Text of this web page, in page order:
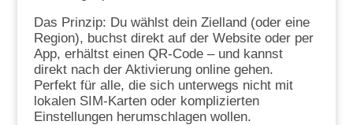
Das Prinzip: Du wählst dein Zielland (oder eine
Region), buchst direkt auf der Website oder per
App, erhältst einen QR-Code – und kannst
direkt nach der Aktivierung online gehen.
Perfekt für alle, die sich unterwegs nicht mit
lokalen SIM-Karten oder komplizierten
Einstellungen herumschlagen wollen.